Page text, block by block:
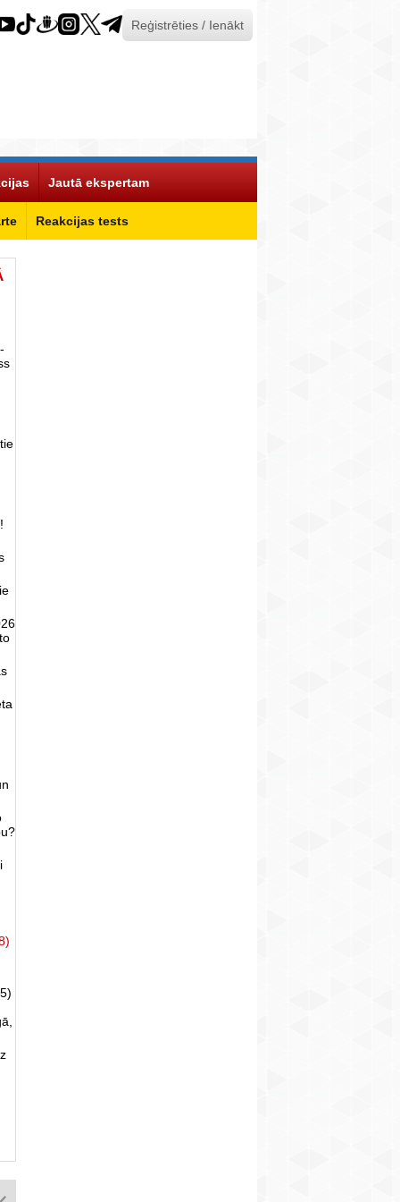
Reģistrēties / Ienākt
Reakcijas tests
Jautā ekspertam